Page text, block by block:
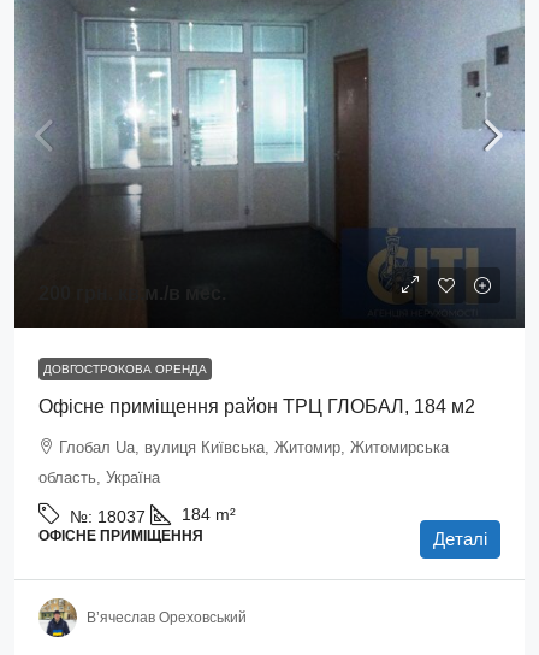
ДОВГОСТРОКОВА ОРЕНДА
Офісне приміщення район ТРЦ ГЛОБАЛ, 184 м2
Глобал Ua, вулиця Київська, Житомир, Житомирська
область, Україна
№: 18037 184 m²
ОФІСНЕ ПРИМІЩЕННЯ Деталі
В’ячеслав Ореховський